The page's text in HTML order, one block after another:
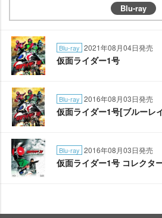
Blu-ray
Blu-ray 2021年08月04日発売
仮面ライダー1号
Blu-ray 2016年08月03日発売
仮面ライダー1号[ブルーレ
Blu-ray 2016年08月03日発売
仮面ライダー1号 コレクタ